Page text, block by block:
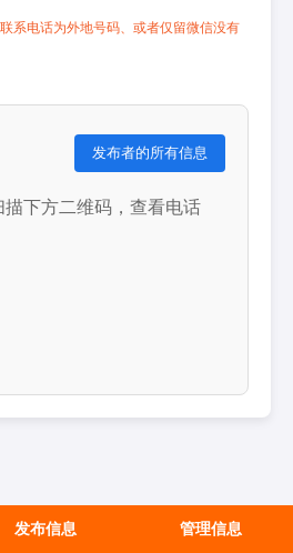
系电话为外地号码、或者仅留微信没有
发布者的所有信息
描下方二维码，查看电话
发布信息 管理信息